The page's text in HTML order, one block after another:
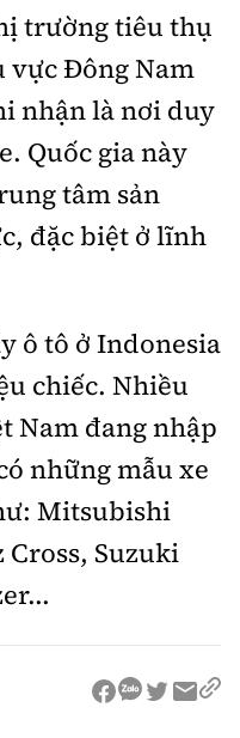
trường tiêu thụ
vực Đông Nam
nhận là nơi duy
Quốc gia này
tâm sản
đặc biệt ở lĩnh
ô tô ở Indonesia
chiếc. Nhiều
Nam đang nhập
những mẫu xe
Mitsubishi
Cross, Suzuki